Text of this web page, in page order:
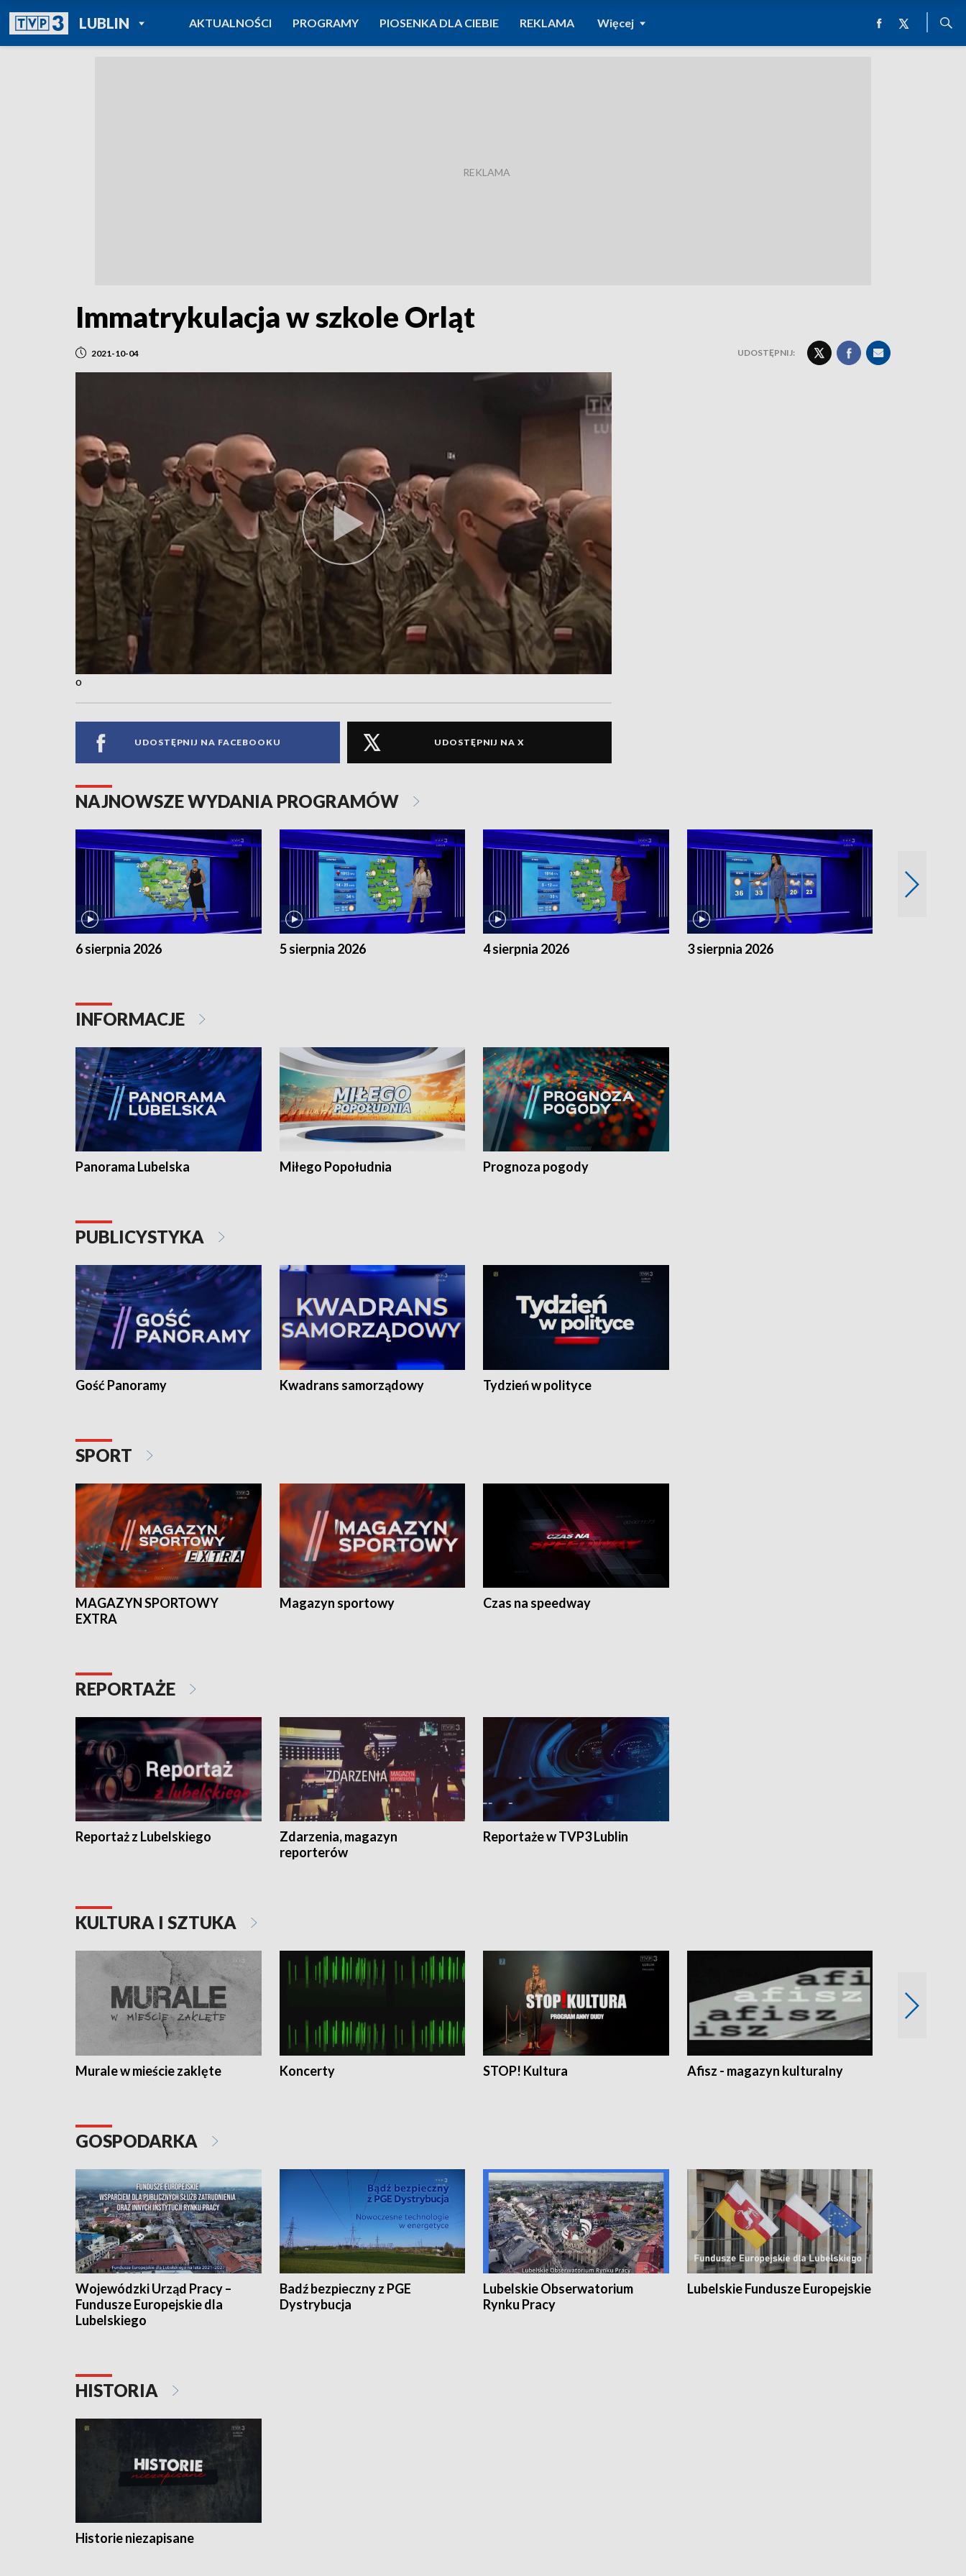
LUBLINPOWRÓT DO
TVP REGIONY
AKTUALNOŚCI PROGRAMY PIOSENKA DLA CIEBIE REKLAMA Więcej
Immatrykulacja w szkole Orląt
2021-10-04 UDOSTĘPNIJ:
o
UDOSTĘPNIJ NA FACEBOOKU UDOSTĘPNIJ NA X
NAJNOWSZE WYDANIA PROGRAMÓW
6 sierpnia 2026 5 sierpnia 2026 4 sierpnia 2026 3 sierpnia 2026
INFORMACJE
Panorama Lubelska Miłego Popołudnia Prognoza pogody
PUBLICYSTYKA
Gość Panoramy Kwadrans samorządowy Tydzień w polityce
SPORT
MAGAZYN SPORTOWY
EXTRA
Magazyn sportowy Czas na speedway
REPORTAŻE
Reportaż z Lubelskiego
Zdarzenia, magazyn
reporterów
Reportaże w TVP3 Lublin
KULTURA I SZTUKA
Murale w mieście zaklęte Koncerty STOP! Kultura Afisz - magazyn kulturalny
GOSPODARKA
Wojewódzki Urząd Pracy –
Fundusze Europejskie dla
Lubelskiego
Badź bezpieczny z PGE
Dystrybucja
Lubelskie Obserwatorium
Rynku Pracy
Lubelskie Fundusze Europejskie
HISTORIA
Historie niezapisane